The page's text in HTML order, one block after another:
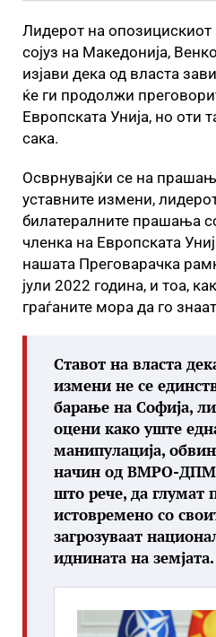
Лидерот на опозицискиот
сојуз на Македонија,
изјави дека од власта
ќе ги продолжи
Европската Унија, но оти
сака.
Осврнувајќи се на
уставните измени,
билатералните прашања
членка на Европската
нашата Преговарачка
јули 2022 година, и тоа,
граѓаните мора да го
Ставот на власта
измени не се
барање на Софија,
оцени како уште
манипулација,
начин од ВМРО-
што рече, да глумат
истовремено со
загрозуваат
иднината на земјата.